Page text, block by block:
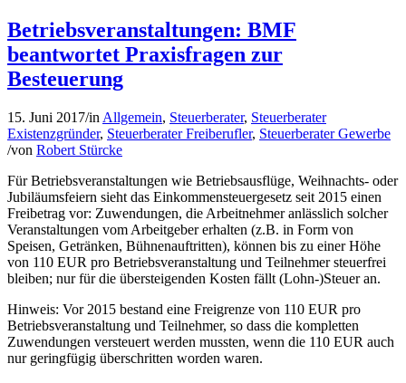
Betriebsveranstaltungen: BMF
beantwortet Praxisfragen zur
Besteuerung
15. Juni 2017/in Allgemein, Steuerberater, Steuerberater
Existenzgründer, Steuerberater Freiberufler, Steuerberater Gewerbe
/von Robert Stürcke
Für Betriebsveranstaltungen wie Betriebsausflüge, Weihnachts- oder
Jubiläumsfeiern sieht das Einkommensteuergesetz seit 2015 einen
Freibetrag vor: Zuwendungen, die Arbeitnehmer anlässlich solcher
Veranstaltungen vom Arbeitgeber erhalten (z.B. in Form von
Speisen, Getränken, Bühnenauftritten), können bis zu einer Höhe
von 110 EUR pro Betriebsveranstaltung und Teilnehmer steuerfrei
bleiben; nur für die übersteigenden Kosten fällt (Lohn-)Steuer an.
Hinweis: Vor 2015 bestand eine Freigrenze von 110 EUR pro
Betriebsveranstaltung und Teilnehmer, so dass die kompletten
Zuwendungen versteuert werden mussten, wenn die 110 EUR auch
nur geringfügig überschritten worden waren.